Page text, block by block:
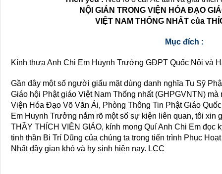
NỘI GIÁN TRONG VIỆN HÓA ĐẠO
VIỆT NAM THỐNG NHẤT của
Mục đích :
Kính thưa Anh Chi Em Huynh Trưởng GĐPT Quốc Nội và
Gần đây một số người giấu mặt dùng danh nghĩa Tu Sỹ
Giáo hội Phật giáo Việt Nam Thống nhất (GHPGVNTN)
Viện Hóa Đạo Võ Văn Ái, Phòng Thông Tin Phật Giáo
Em Huynh Trưởng nắm rõ một số sự kiện liên quan, tôi xin
THẦY THÍCH VIÊN GIÁO, kính mong Quí Anh Chi Em đọc
tinh thần Bi Trí Dũng của chúng ta trong tiến trình Phục
Nhất đầy gian khó và hy sinh hiện nay. LCC